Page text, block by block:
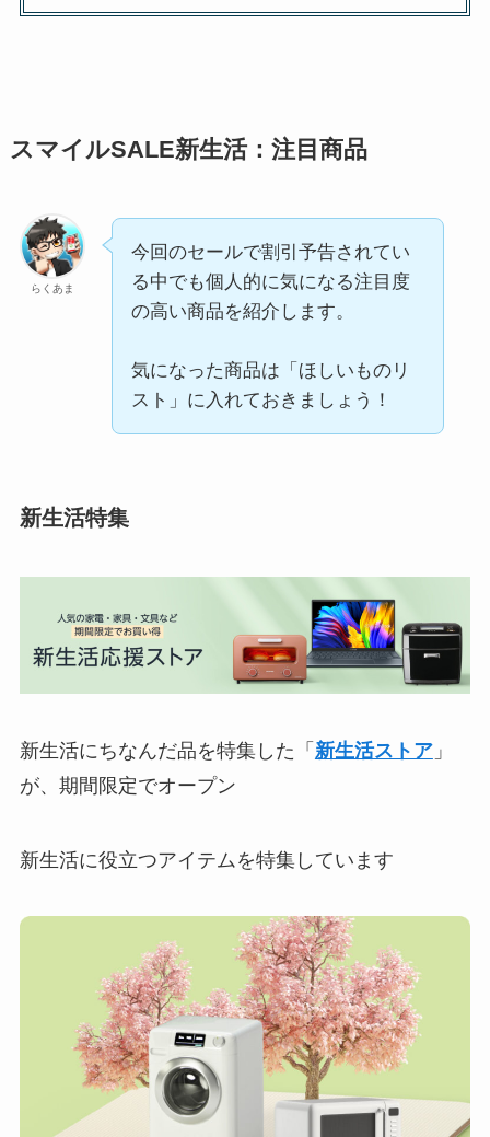
スマイルSALE新生活：注目商品
らくあま
今回のセールで割引予告されてい
る中でも個人的に気になる注目度
の高い商品を紹介します。
気になった商品は「ほしいものリ
スト」に入れておきましょう！
新生活特集
新生活にちなんだ品を特集した「 新生活ストア」
が、期間限定でオープン
新生活に役立つアイテムを特集しています